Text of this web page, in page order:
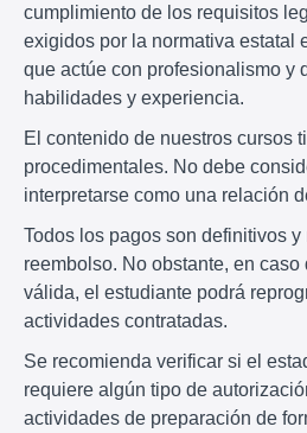
cumplimiento de los requisitos
exigidos por la normativa estatal
que actúe con profesionalismo y
habilidades y experiencia.
El contenido de nuestros cursos
procedimentales. No debe
interpretarse como una relación
Todos los pagos son definitivos y
reembolso. No obstante, en
válida, el estudiante podrá
actividades contratadas.
Se recomienda verificar si el
requiere algún tipo de
actividades de preparación de